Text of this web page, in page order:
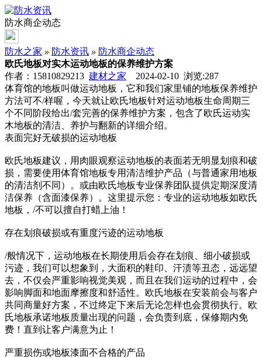
防水商企动态
防水之家 » 防水资讯 » 防水商企动态
欧氏地板对实木运动地板的保养维护方案
作者：15810829213 建材之家 2024-02-10 浏览:287
体育馆的地板叫做运动地板，它和我们家里铺的地板保养维护
方法可不/样喔，今天就让欧氏地板针对运动地板生命周期三
个不同阶段给出/套完善的保养维护方案，包含了欧氏运动实
木地板的清洁、养护与翻新的详细介绍。
表面完好无破损的运动地板
欧氏地板建议，用肉眼观察运动地板的表面若无明显划痕和破
损，需要使用体育馆地板专用清洁维护产品（与普通家用地板
的清洁剂不同）。或由欧氏地板专业保养团队提供定期深度清
洁保养（含面漆保养）。这里提示您：专业的运动地板如欧氏
地板，/不可以擅自打蜡上油！
存在划痕破损或有重度污迹的运动地板
/般情况下，运动地板在长期使用后会存在划痕、细小破损或
污迹，我们可以想象到，大面积的鞋印、汗渍等丑态，远远望
去，不仅会严重影响视觉美观，而且在我们运动的过程中，会
影响脚面和地面摩擦度和舒适性。欧氏地板在安装前会与客户
共同商量好方案，不过终定下来后无论怎样也会贯彻执行。欧
氏地板承诺地板质量出现的问题，会负责到底，保修期内免
费！直到让客户满意为止！
严重损伤或地板漆面不合格的产品